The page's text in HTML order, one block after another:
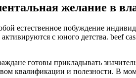
желание в
естественное побуждение
с юного детства. beef
готовы прикладывать
квалификации и полезности. В